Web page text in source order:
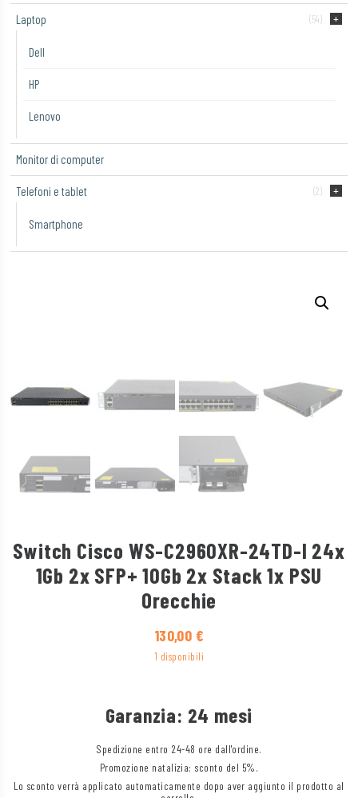
Laptop (54)
Dell
HP
Lenovo
Monitor di computer
Telefoni e tablet (2)
Smartphone
Switch Cisco WS-C2960XR-24TD-I 24x
1Gb 2x SFP+ 10Gb 2x Stack 1x PSU
Orecchie
130,00 €
1 disponibili
Garanzia: 24 mesi
Spedizione entro 24-48 ore dall'ordine.
Promozione natalizia: sconto del 5%.
Lo sconto verrà applicato automaticamente dopo aver aggiunto il prodotto al